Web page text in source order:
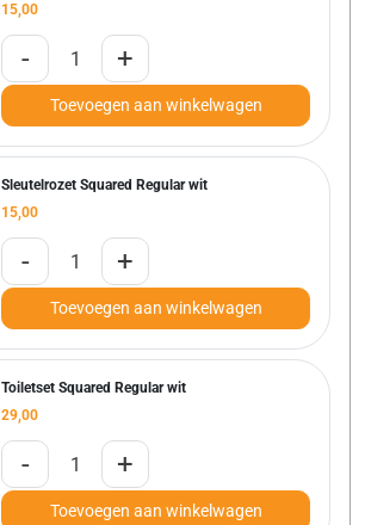
15,00
- +
Toevoegen aan winkelwagen
Sleutelrozet Squared Regular wit
15,00
- +
Toevoegen aan winkelwagen
Toiletset Squared Regular wit
29,00
- +
Toevoegen aan winkelwagen